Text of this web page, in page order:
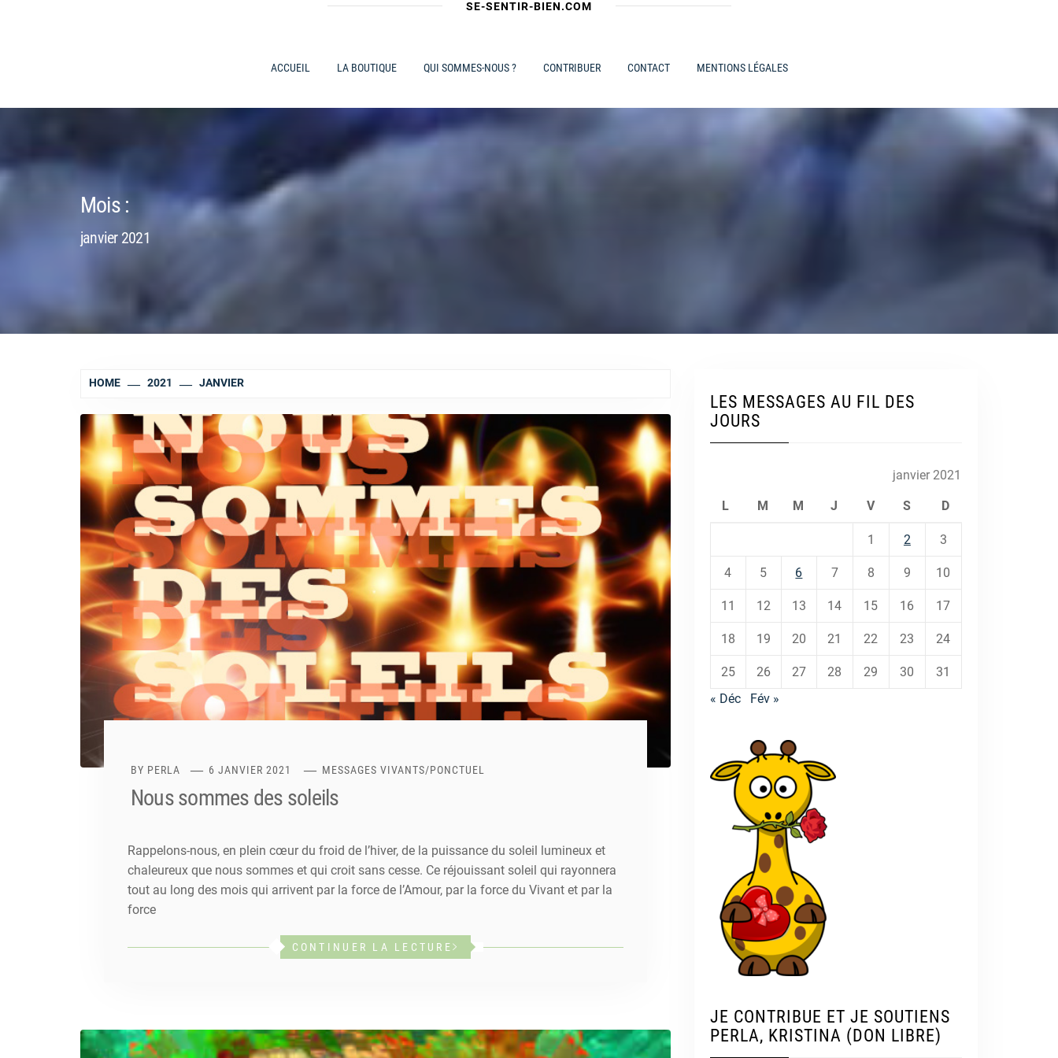
SE-SENTIR-BIEN.COM
ACCUEIL LA BOUTIQUE QUI SOMMES-NOUS ? CONTRIBUER CONTACT MENTIONS LÉGALES
Mois :
janvier 2021
HOME 2021 JANVIER
BY PERLA 6 JANVIER 2021 MESSAGES VIVANTS/PONCTUEL
Nous sommes des soleils
Rappelons-nous, en plein cœur du froid de l’hiver, de la puissance du soleil lumineux et
chaleureux que nous sommes et qui croit sans cesse. Ce réjouissant soleil qui rayonnera
tout au long des mois qui arrivent par la force de l’Amour, par la force du Vivant et par la
force
CONTINUER LA LECTURE
LES MESSAGES AU FIL DES
JOURS
janvier 2021
L M M J V S D
1 2 3
4 5 6 7 8 9 10
11 12 13 14 15 16 17
18 19 20 21 22 23 24
25 26 27 28 29 30
31
« Déc
Fév »
JE CONTRIBUE ET JE SOUTIENS
PERLA, KRISTINA (DON LIBRE)